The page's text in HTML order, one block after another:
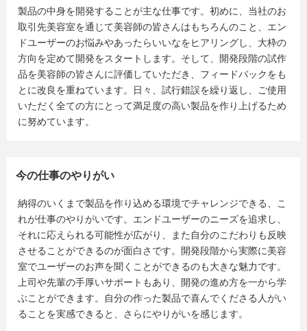
製品の中身を開発することが主な仕事です。初めに、当社のお
取引先美容室を通じて美容師の皆さんはもちろんのこと、エン
ドユーザーのお悩みやあったらいいなをヒアリングし、大枠の
方向を定めて開発をスタートします。そして、開発段階の試作
品を美容師の皆さんに評価していただき、フィードバックをも
とに改良を重ねています。日々、試行錯誤を繰り返し、ご使用
いただく全ての方にとって満足度の高い製品を作り上げるため
に努めています。
今の仕事のやりがい
納得のいくまで製品を作り込める環境でチャレンジできる、こ
れが仕事のやりがいです。エンドユーザーのニーズを追求し、
それに応えられる可能性が広がり、また自分のこだわりも反映
させることができるのが面白さです。開発段階から実際に美容
室でユーザーのお声を聞くことができるのも大きな魅力です。
上司や先輩の手厚いサポートもあり、開発の進め方を一から学
ぶことができます。自分の作った製品で喜んでくださる人がい
ることを実感できると、さらにやりがいを感じます。